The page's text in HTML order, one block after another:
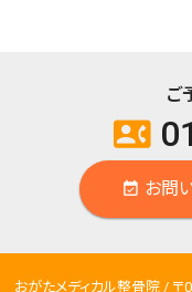
ご
contact_phone
event_available お問
おがたメディカル整骨院 /